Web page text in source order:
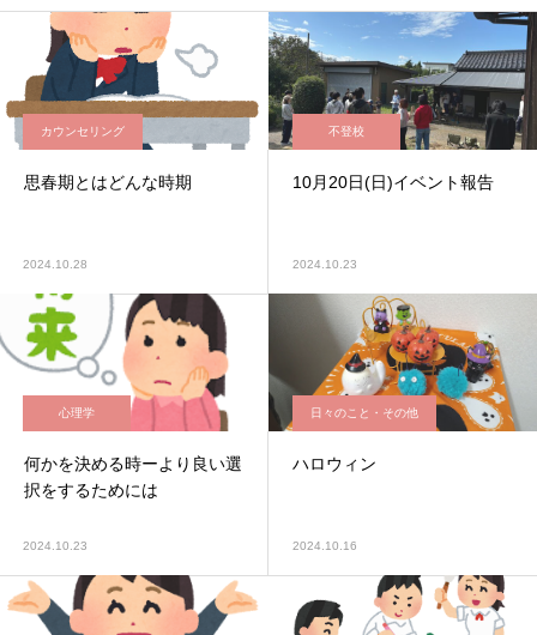
お盆・夏休みの過ごし方
やる気について考えて
う
カウンセリング
思春期とはどんな時期
2024.10.28
不登校
10月20日(日)イベント報告
2024.10.23
心理学
何かを決める時ーより良い選
択をするためには
2024.10.23
日々のこと・その他
ハロウィン
2024.10.16